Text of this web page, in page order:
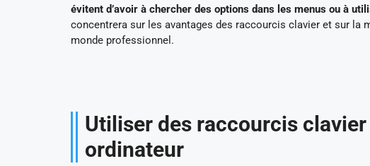
évitent d’avoir à chercher des options dans les menus ou à
concentrera sur les avantages des raccourcis clavier et sur la
monde professionnel.
Utiliser des raccourcis
ordinateur